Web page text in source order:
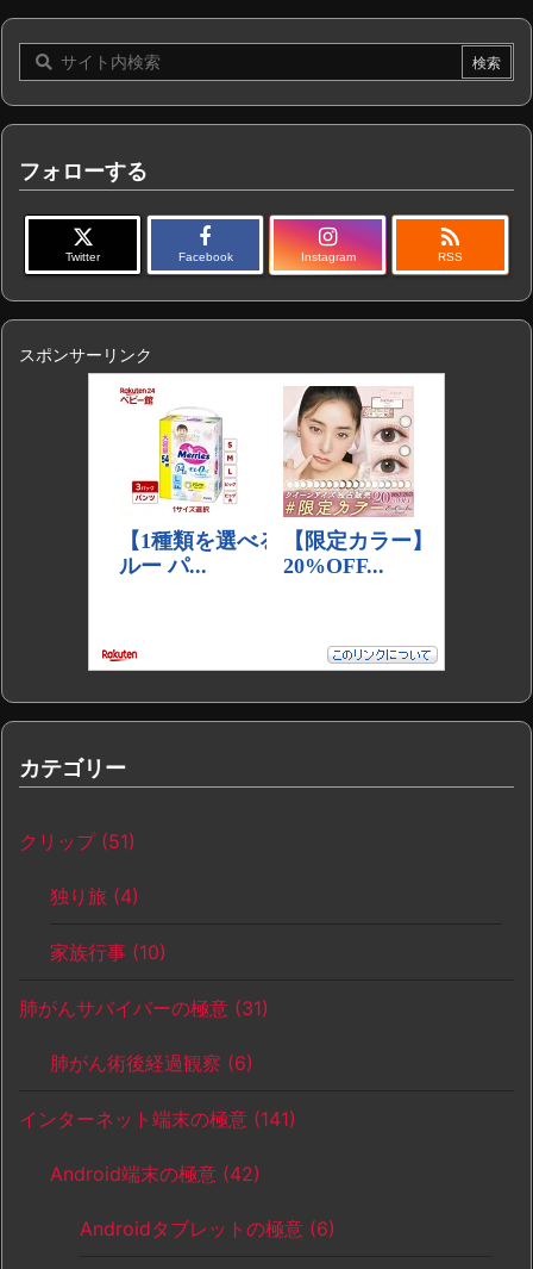
フォローする
Twitter Facebook Instagram

RSS
スポンサーリンク
カテゴリー
クリップ (51)
独り旅 (4)
家族行事 (10)
肺がんサバイバーの極意 (31)
肺がん術後経過観察 (6)
インターネット端末の極意 (141)
Android端末の極意 (42)
Androidタブレットの極意 (6)